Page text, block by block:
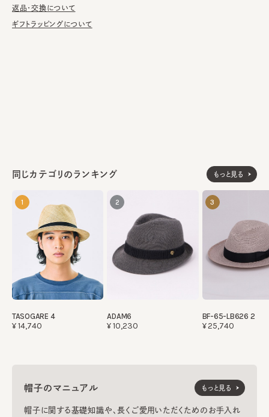
素材 ラビット100%
返品・交換について
ギフトラッピングについて
同じカテゴリのランキング もっと見る
1
TASOGARE 4
¥14,740
2
ADAM6
¥10,230
3
BF-65-LB626 2
¥25,740
帽子のマニュアル
帽子に関する基礎知識や、長くご愛用いただくためのお手入れ
もっと見る